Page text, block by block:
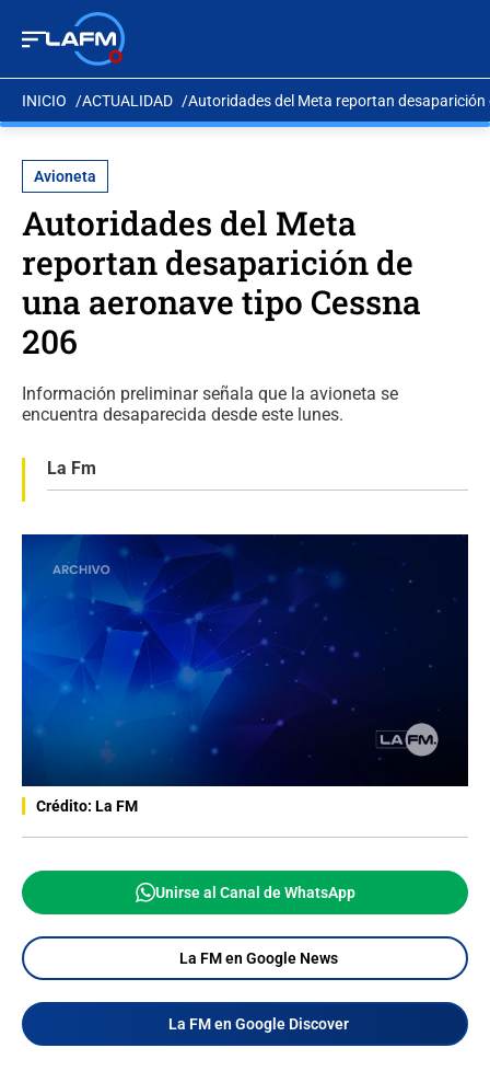
INICIO ACTUALIDAD Autoridades del Meta reportan
Avioneta
Autoridades del Meta
reportan desaparición de
una aeronave tipo Cessna
206
Información preliminar señala que la avioneta se
encuentra desaparecida desde este lunes.
La Fm
Crédito: La FM
Unirse al Canal de WhatsApp
La FM en Google News
La FM en Google Discover